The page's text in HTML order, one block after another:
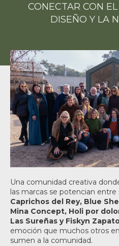
CONECTAR CON
DISEÑO Y LA
Una comunidad creativa
las marcas se potencian entre
Caprichos del Rey, Blue
Mina Concept, Holi por
Las Sureñas y Fiskyn
emoción que muchos otros
sumen a la comunidad.